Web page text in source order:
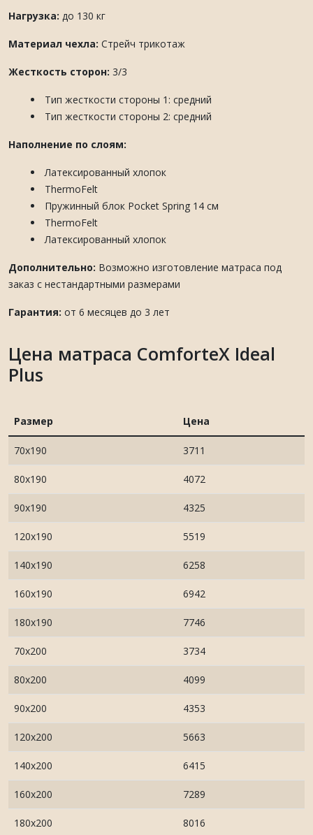
Нагрузка: до 130 кг
Материал чехла: Стрейч трикотаж
Жесткость сторон: 3/3
Тип жесткости стороны 1: средний
Тип жесткости стороны 2: средний
Наполнение по слоям:
Латексированный хлопок
ThermoFelt
Пружинный блок Pocket Spring 14 см
ThermoFelt
Латексированный хлопок
Дополнительно: Возможно изготовление матраса под
заказ с нестандартными размерами
Гарантия: от 6 месяцев до 3 лет
Цена матраса ComforteX Ideal
Plus
Размер Цена
70х190 3711
80х190 4072
90х190 4325
120х190 5519
140х190 6258
160х190 6942
180х190 7746
70x200 3734
80х200 4099
90х200 4353
120х200 5663
140х200 6415
160х200 7289
180х200 8016